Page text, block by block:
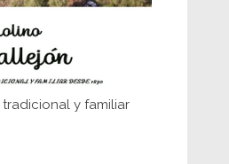
saber a la
del poblado de Los
y familiar